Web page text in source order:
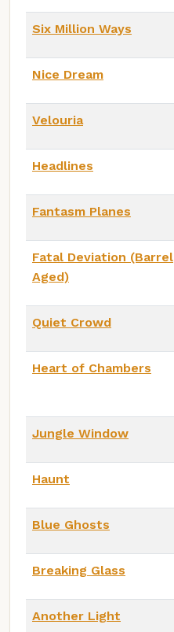
Six Million Ways
Nice Dream
Velouria
Headlines
Fantasm Planes
Fatal Deviation (Barrel
Aged)
Quiet Crowd
Heart of Chambers
Jungle Window
Haunt
Blue Ghosts
Breaking Glass
Another Light